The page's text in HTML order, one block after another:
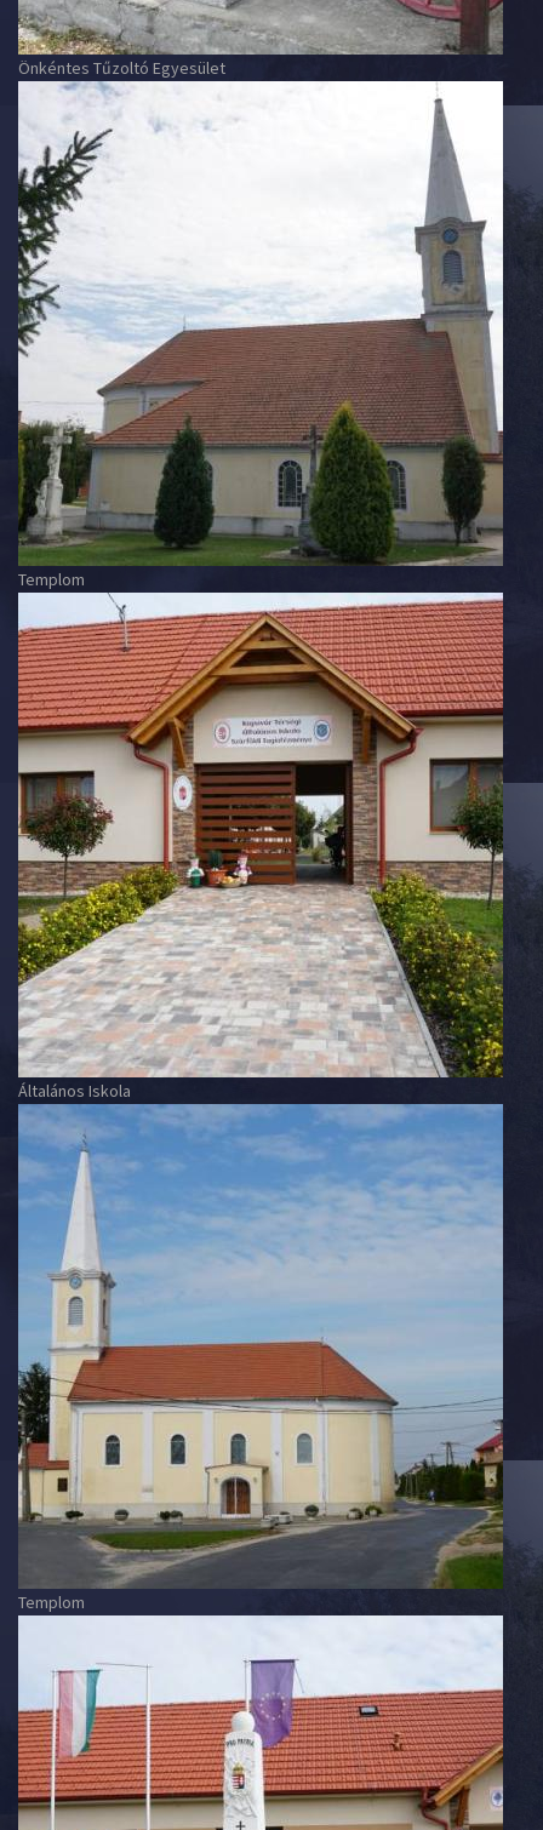
Önkéntes Tűzoltó Egyesület
Templom
Általános Iskola
Templom